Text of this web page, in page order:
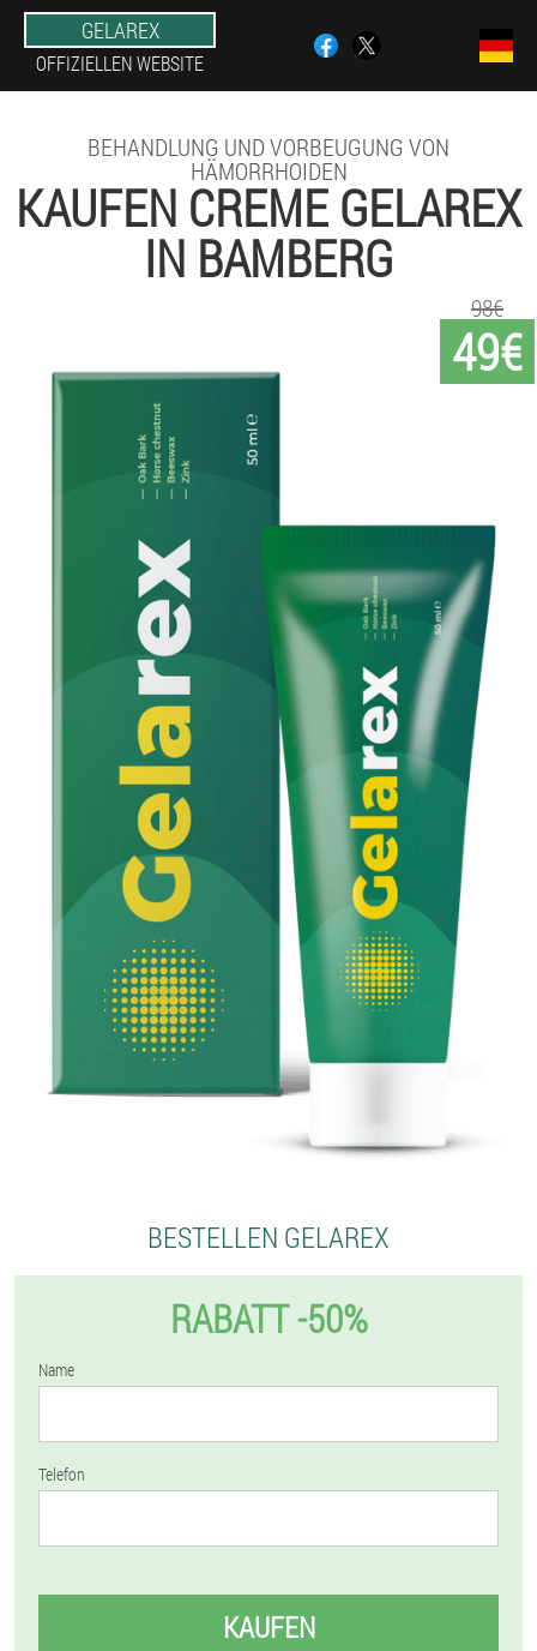
GELAREX
OFFIZIELLEN WEBSITE
BEHANDLUNG UND VORBEUGUNG VON
HÄMORRHOIDEN
KAUFEN CREME GELAREX
IN BAMBERG
49€
98€
BESTELLEN GELAREX
RABATT -50%
Name
Telefon
KAUFEN